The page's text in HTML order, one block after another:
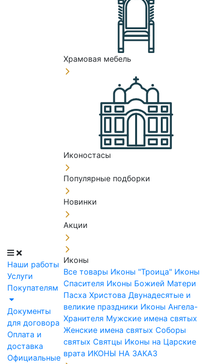
Наши работы
Услуги
Покупателям
Документы
для договора
Оплата и
доставка
Официальные
Храмовая мебель
Иконостасы
Популярные подборки
Новинки
Акции
Иконы
Все товары Иконы "Троица" Иконы
Спасителя Иконы Божией Матери
Пасха Христова Двунадесятые и
великие праздники Иконы Ангела-
Хранителя Мужские имена святых
Женские имена святых Соборы
святых Святцы Иконы на Царские
врата ИКОНЫ НА ЗАКАЗ